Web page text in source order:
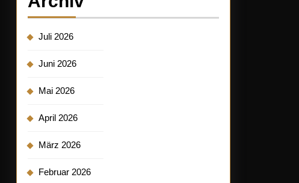
Juli 2026
Juni 2026
Mai 2026
April 2026
März 2026
Februar 2026